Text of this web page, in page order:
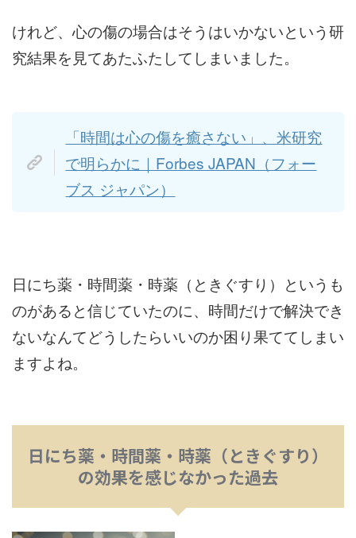
けれど、心の傷の場合はそうはいかないという研
究結果を見てあたふたしてしまいました。
「時間は心の傷を癒さない」、米研究
で明らかに｜Forbes JAPAN（フォー
ブス ジャパン）
日にち薬・時間薬・時薬（ときぐすり）というも
のがあると信じていたのに、時間だけで解決でき
ないなんてどうしたらいいのか困り果ててしまい
ますよね。
日にち薬・時間薬・時薬（ときぐすり）
の効果を感じなかった過去